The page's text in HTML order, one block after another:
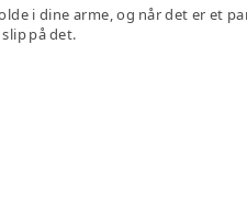
i dine arme, og når det er et
på det.